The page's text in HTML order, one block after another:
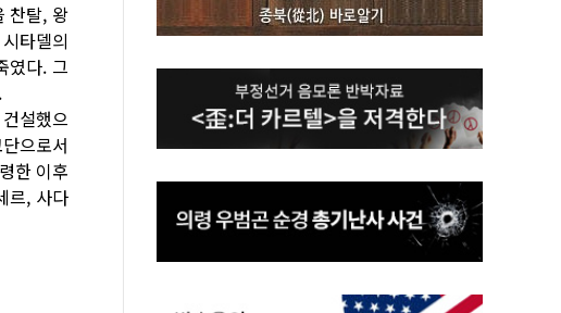
찬탈, 왕
타델의
였다. 그
설했으
으로서
한 이후
르, 사다